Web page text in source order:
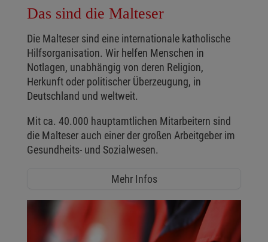
Das sind die Malteser
Die Malteser sind eine internationale katholische
Hilfsorganisation. Wir helfen Menschen in
Notlagen, unabhängig von deren Religion,
Herkunft oder politischer Überzeugung, in
Deutschland und weltweit.
Mit ca. 40.000 hauptamtlichen Mitarbeitern sind
die Malteser auch einer der großen Arbeitgeber im
Gesundheits- und Sozialwesen.
Mehr Infos